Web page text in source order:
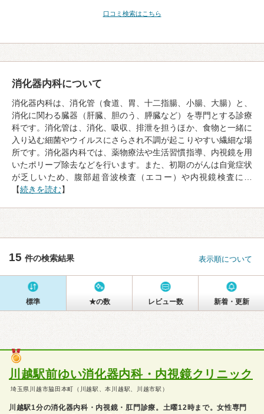
口コミ検索はこちら
消化器内科について
消化器内科は、消化管（食道、胃、十二指腸、小腸、大腸）と、
消化に関わる臓器（肝臓、胆のう、膵臓など）を専門とする診療
科です。消化管は、消化、吸収、排泄を担うほか、食物と一緒に
入り込む細菌やウイルスにさらされ不調が起こりやすい繊細な場
所です。消化器内科では、薬物療法や生活習慣指導、内視鏡を用
いたポリープ除去などを行います。また、初期のがんは自覚症状
が乏しいため、腹部超音波検査（エコー）や内視鏡検査に…
【続きを読む】
15 件の検索結果 表示順について
標準 ★の数 レビュー数 新着・更新
川越駅前ゆい消化器内科・内視鏡クリニック
埼玉県川越市脇田本町（川越駅、本川越駅、川越市駅）
川越駅1分の消化器内科・内視鏡・肛門診療。土曜12時まで。女性専門